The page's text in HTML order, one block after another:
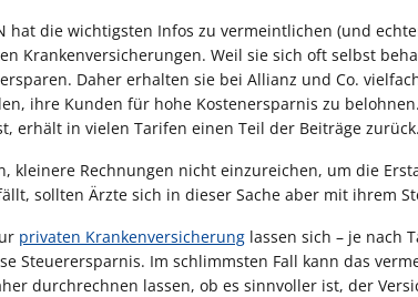
hat die wichtigsten Infos zu vermeintlichen (und
Krankenversicherungen. Weil sie sich oft selbst
Daher erhalten sie bei Allianz und Co.
ihre Kunden für hohe Kostenersparnis zu
erhält in vielen Tarifen einen Teil der Beiträge zurück.
kleinere Rechnungen nicht einzureichen, um die
sollten Ärzte sich in dieser Sache aber mit ihrem
privaten Krankenversicherung lassen sich – je nach
Steuerersparnis. Im schlimmsten Fall kann das
durchrechnen lassen, ob es sinnvoller ist, der